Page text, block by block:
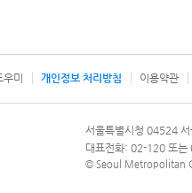
미 개인정보 처리방침 이용약관
의 전화번호 120, 120 다산콜재
서울특별시청 04524
대표전화: 02-120 또
© Seoul Metropolitan